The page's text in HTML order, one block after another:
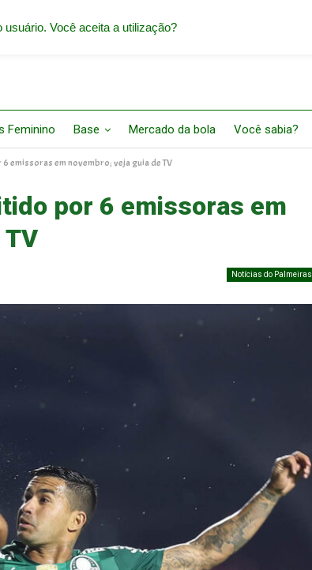
Feminino Base Mercado da bola Você sabia?
emissoras em novembro; veja guia de TV
por 6 emissoras em
Notícias do Palmeiras
Você aceita a utilização?